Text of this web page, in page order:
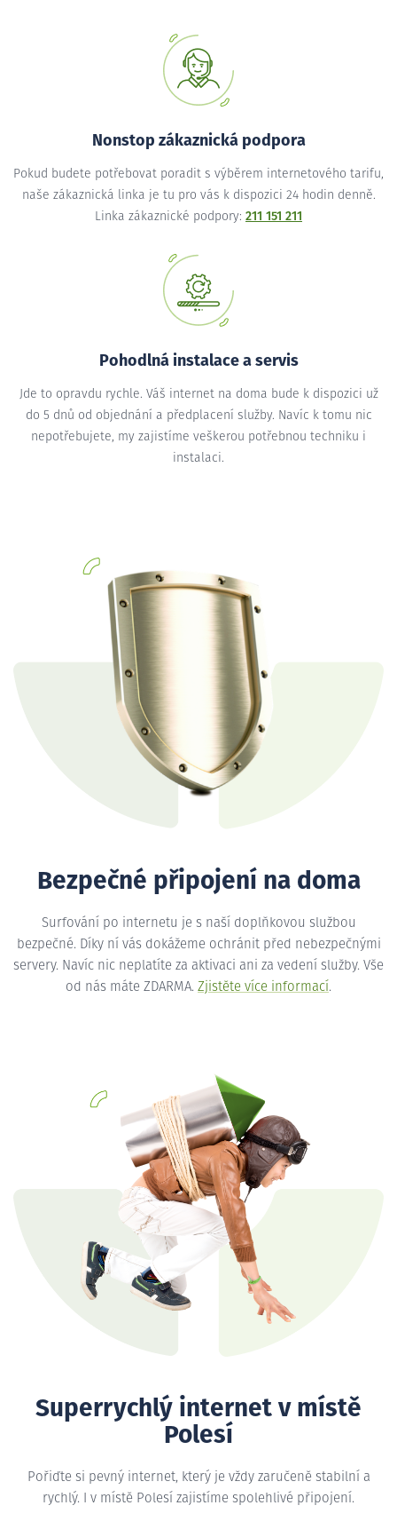
Nonstop zákaznická podpora
Pokud budete potřebovat poradit s výběrem internetového tarifu,
naše zákaznická linka je tu pro vás k dispozici 24 hodin denně.
Linka zákaznické podpory: 211 151 211
Pohodlná instalace a servis
Jde to opravdu rychle. Váš internet na doma bude k dispozici už
do 5 dnů od objednání a předplacení služby. Navíc k tomu nic
nepotřebujete, my zajistíme veškerou potřebnou techniku i
instalaci.
Bezpečné připojení na doma
Surfování po internetu je s naší doplňkovou službou
bezpečné. Díky ní vás dokážeme ochránit před nebezpečnými
servery. Navíc nic neplatíte za aktivaci ani za vedení služby. Vše
od nás máte ZDARMA. Zjistěte více informací.
Superrychlý internet v místě
Polesí
Pořiďte si pevný internet, který je vždy zaručeně stabilní a
rychlý. I v místě Polesí zajistíme spolehlivé připojení.